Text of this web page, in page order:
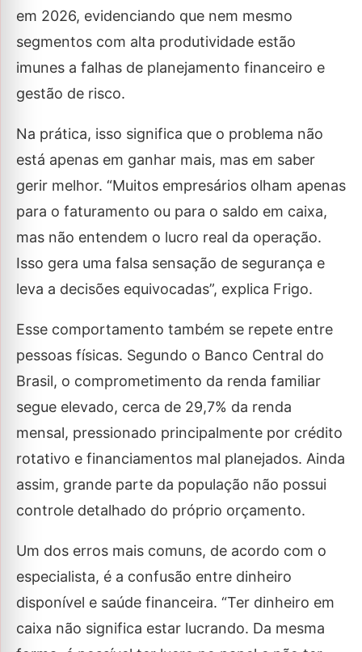
em 2026, evidenciando que nem mesmo
segmentos com alta produtividade estão
imunes a falhas de planejamento financeiro e
gestão de risco.
Na prática, isso significa que o problema não
está apenas em ganhar mais, mas em saber
gerir melhor. “Muitos empresários olham apenas
para o faturamento ou para o saldo em caixa,
mas não entendem o lucro real da operação.
Isso gera uma falsa sensação de segurança e
leva a decisões equivocadas”, explica Frigo.
Esse comportamento também se repete entre
pessoas físicas. Segundo o Banco Central do
Brasil, o comprometimento da renda familiar
segue elevado, cerca de 29,7% da renda
mensal, pressionado principalmente por crédito
rotativo e financiamentos mal planejados. Ainda
assim, grande parte da população não possui
controle detalhado do próprio orçamento.
Um dos erros mais comuns, de acordo com o
especialista, é a confusão entre dinheiro
disponível e saúde financeira. “Ter dinheiro em
caixa não significa estar lucrando. Da mesma